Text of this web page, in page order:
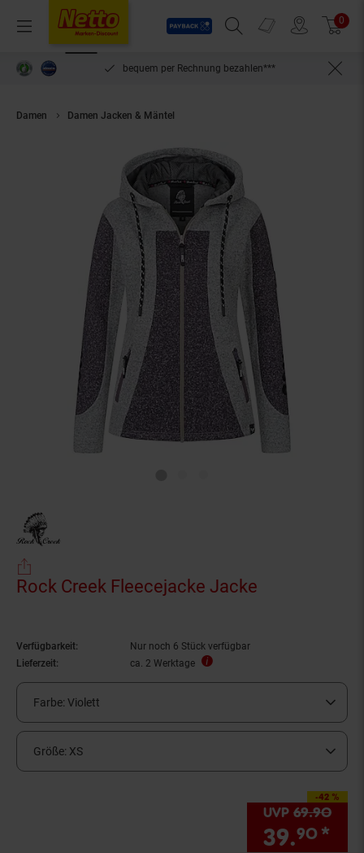
Menü
Payback
Suchfeld einblenden
Prospekte 0
bequem per Rechnung bezahlen***
Damen Damen Jacken & Mäntel
Rock Creek Fleecejacke Jacke
Verfügbarkeit:
Nur noch 6 Stück verfügbar
Lieferzeit:
ca. 2 Werktage
Farbe: Violett
Größe: XS
-42 %
Sie Sparen 42
UVP 69.90
39.90 *